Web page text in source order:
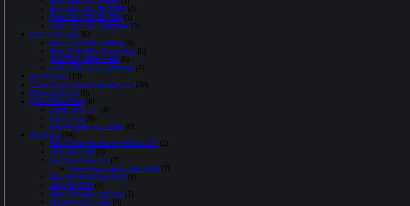
Bình Siêu Tốc RAPIDO (0)
Bình Siêu Tốc Rẻ Tiền (1)
Bình Siêu Tốc Sunhouse (1)
Bình Thủy Điện (6)
Bình Thủy Điện Matika (3)
Bình Thủy Điện Panasonic (0)
Bình Thủy Điện saiko (0)
Bình Thủy Điện Sunhouse (2)
Bộ Nồi Inox (10)
Chảo Chống Dính,Chảo Đáy Từ (10)
Chưa phân loại (0)
Điện Chiếu Sáng (8)
Bóng Điện LED (8)
Bóng Tuýp (0)
Đèn Pin,Đèn Tích Điện (0)
Gia Dụng (24)
Bàn ủi Khô,Hơi Nước,BànLà Cây (2)
Đèn Học Sinh (3)
Đồ Dùng Gia Đình (7)
Phích Nước,Bình Giữ Nhiệt (7)
Máy Bắt Muỗi,Vợt Muỗi (1)
Máy Sấy Tóc (4)
Máy Tạo Ẩm Hình Thú (1)
Ổ Điện,Phích Cắm (0)